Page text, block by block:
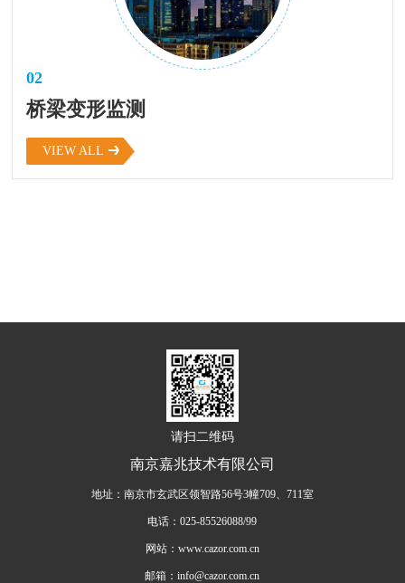
02
桥梁变形监测
VIEW ALL
请扫二维码
南京嘉兆技术有限公司
地址：南京市玄武区领智路56号3幢709、711室
电话：025-85526088/99
网站：www.cazor.com.cn
邮箱：info@cazor.com.cn